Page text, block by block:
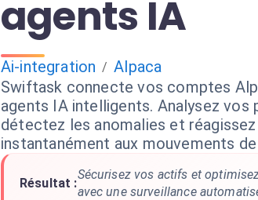
agents IA
Ai-integration / Alpaca
Swiftask connecte vos comptes
agents IA intelligents. Analysez vos
détectez les anomalies et réagissez
instantanément aux mouvements
Résultat :
Sécurisez vos actifs et
avec une surveillance